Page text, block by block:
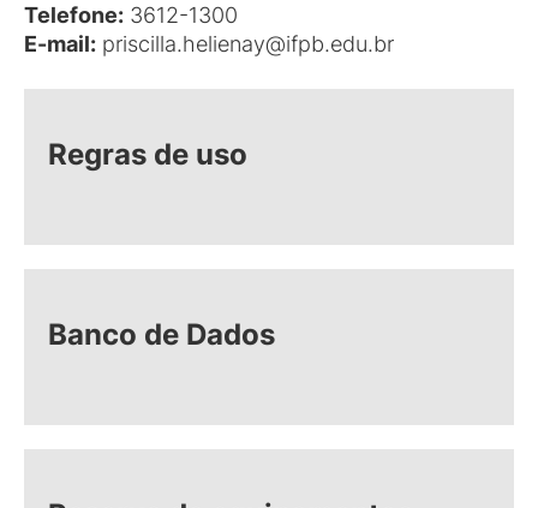
Telefone: 3612-1300
E-mail: priscilla.helienay@ifpb.edu.br
Regras de uso
Banco de Dados